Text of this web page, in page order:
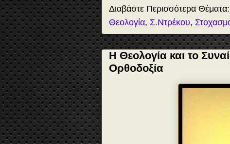
t
Διαβάστε Περισσότερα Θέματα:
Θεολογία, Σ.Ντρέκου,
Η Θεολογία και το
Ορθοδοξία